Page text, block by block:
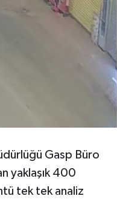
Gasp Büro
yaklaşık 400
tek tek analiz